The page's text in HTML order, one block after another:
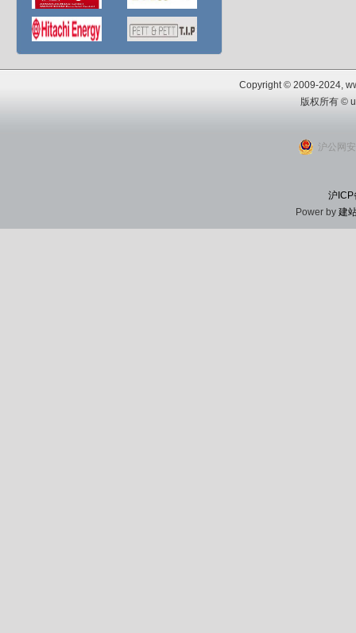
Copyright © 2009-2024,
版权所有 ©
沪公网
沪
Power by 建